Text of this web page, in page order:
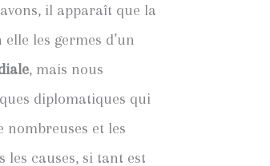
il apparaît que la
les germes d’un
, mais nous
diplomatiques qui
nombreuses et les
les causes, si tant est